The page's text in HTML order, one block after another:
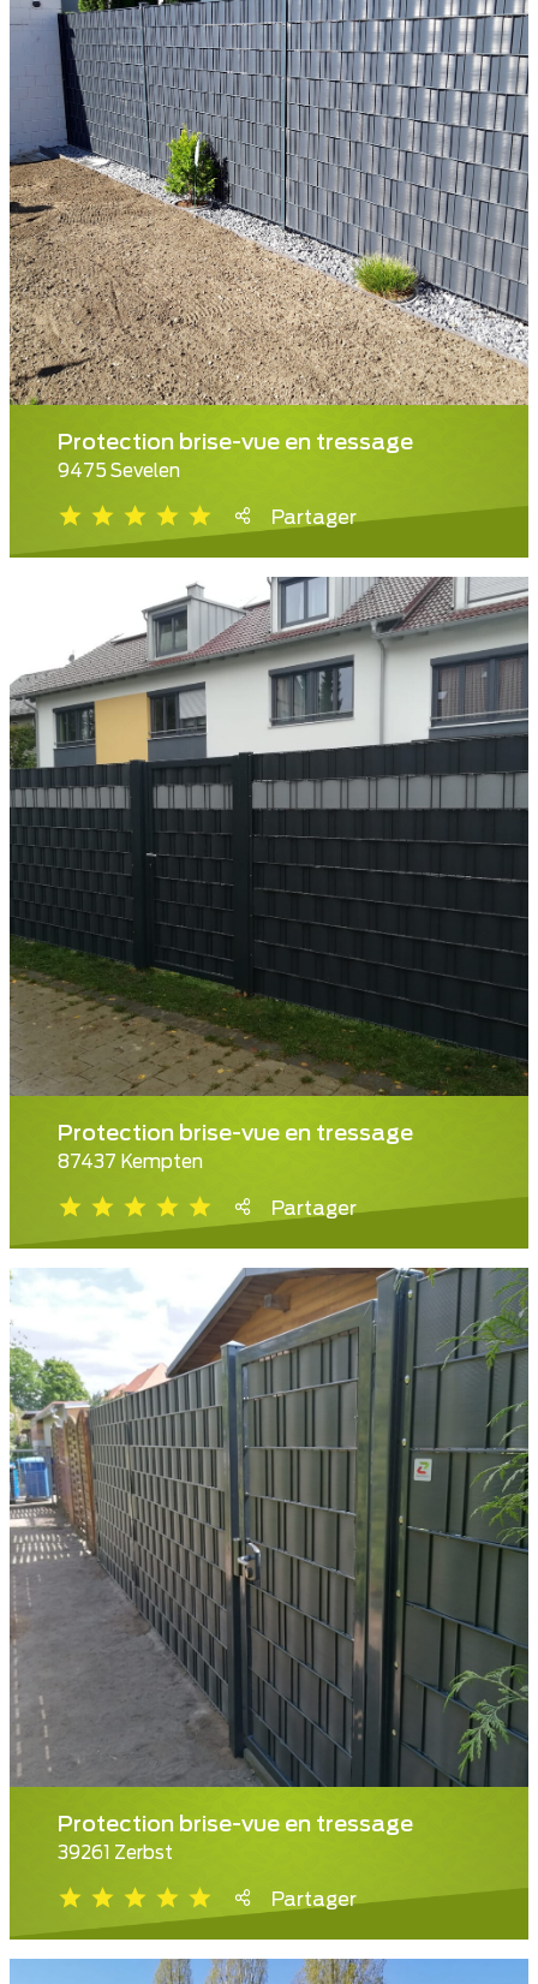
Protection brise-vue en tressage
9475 Sevelen
Partager
Protection brise-vue en tressage
87437 Kempten
Partager
Protection brise-vue en tressage
39261 Zerbst
Partager